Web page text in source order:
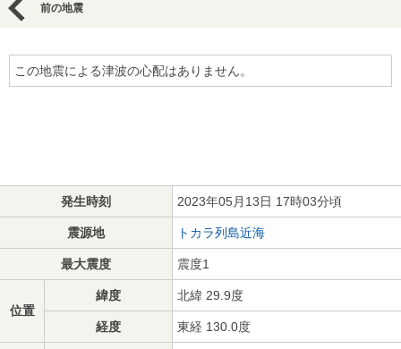
前の地震
この地震による津波の心配はありません。
発生時刻 2023年05月13日 17時03分頃
震源地 トカラ列島近海
最大震度 震度1
位置
緯度 北緯 29.9度
経度 東経 130.0度